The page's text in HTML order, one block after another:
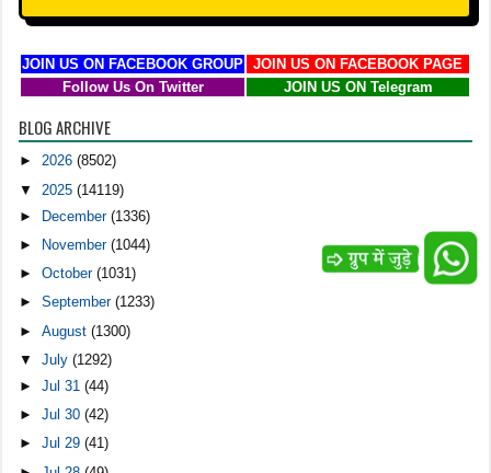
JOIN US ON FACEBOOK GROUP
JOIN US ON FACEBOOK PAGE
Follow Us On Twitter
JOIN US ON Telegram
BLOG ARCHIVE
►2026(8502)
▼ 2025(14119)
►
December(1336)
►
November(1044)
►October(1031)
►September(1233)
►August(1300)
▼July(1292)
►Jul 31(44)
►Jul 30(42)
►Jul 29(41)